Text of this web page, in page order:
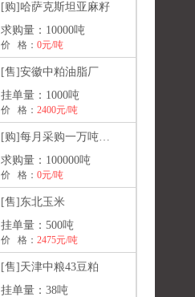
[购] 哈萨克斯坦亚麻籽
求购量： 10000吨
价 格： 0元/吨
[售]安徽中粕油脂厂
挂单量： 1000吨
价 格： 2400元/吨
[购]每月采购一万吨大米出口
求购量： 100000吨
价 格： 0元/吨
[售] 东北玉米
挂单量： 500吨
价 格： 2475元/吨
[售] 天津中粮43豆粕
挂单量： 38吨